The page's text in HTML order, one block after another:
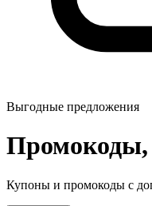
Выгодные предложения
Промокоды,
Купоны и промокоды с